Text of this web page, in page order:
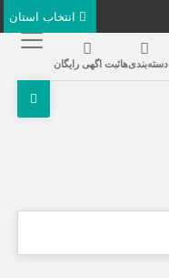
دسته‌بندی‌هاثبت اگهی رایگان